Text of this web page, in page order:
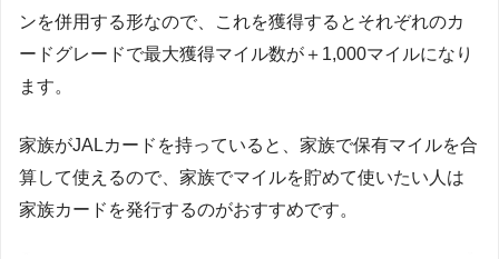
ンを併用する形なので、これを獲得するとそれぞれのカ
ードグレードで最大獲得マイル数が＋1,000マイルになり
ます。
家族がJALカードを持っていると、家族で保有マイルを合
算して使えるので、家族でマイルを貯めて使いたい人は
家族カードを発行するのがおすすめです。